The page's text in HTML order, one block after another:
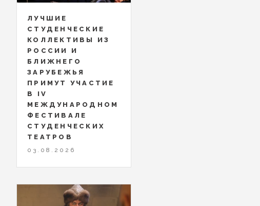
ЛУЧШИЕ
СТУДЕНЧЕСКИЕ
КОЛЛЕКТИВЫ ИЗ
РОССИИ И
БЛИЖНЕГО
ЗАРУБЕЖЬЯ
ПРИМУТ УЧАСТИЕ
В IV
МЕЖДУНАРОДНОМ
ФЕСТИВАЛЕ
СТУДЕНЧЕСКИХ
ТЕАТРОВ
03.08.2026